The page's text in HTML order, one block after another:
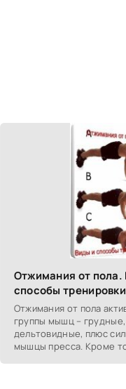
Отжимания от пола.
способы
Отжимания от пола
группы мышц –
дельтовидные, плюс
мышцы пресса. Кроме